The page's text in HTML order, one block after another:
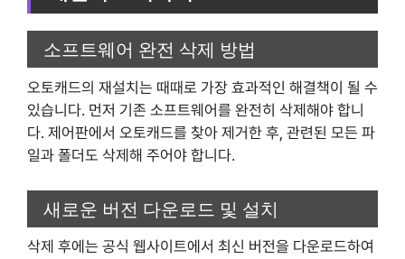
소프트웨어 완전 삭제 방법
오토캐드의 재설치는 때때로 가장 효과적인 해결책이 될 수
있습니다. 먼저 기존 소프트웨어를 완전히 삭제해야 합니
다. 제어판에서 오토캐드를 찾아 제거한 후, 관련된 모든 파
일과 폴더도 삭제해 주어야 합니다.
새로운 버전 다운로드 및 설치
삭제 후에는 공식 웹사이트에서 최신 버전을 다운로드하여